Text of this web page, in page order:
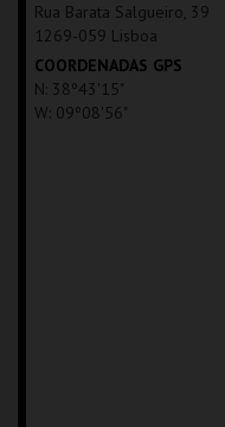
COMPRAR
Rua Barata Salgueiro, 39
1269-059 Lisboa
COORDENADAS GPS
N: 38º43'15"
W: 09º08'56"